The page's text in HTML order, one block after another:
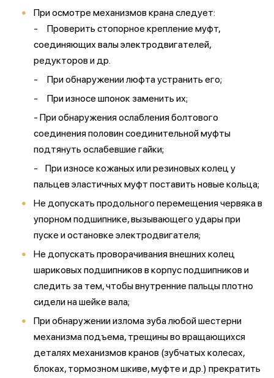
При осмотре механизмов крана следует:
- Проверить стопорное крепление муфт,
соединяющих валы электродвигателей,
редукторов и др.
- При обнаружении люфта устранить его;
- При износе шпонок заменить их;
- При обнаружения ослабления болтового
соединения половин соединительной муфты
подтянуть ослабевшие гайки;
- При износе кожаных или резиновых колец у
пальцев эластичных муфт поставить новые кольца;
Не допускать продольного перемещения червяка в
упорном подшипнике, вызывающего удары при
пуске и остановке электродвигателя;
Не допускать проворачивания внешних колец
шариковых подшипников в корпус подшипников и
следить за тем, чтобы внутренние пальцы плотно
сидели на шейке вала;
При обнаружении излома зуба любой шестерни
механизма подъема, трещины во вращающихся
деталях механизмов кранов (зубчатых колесах,
блоках, тормозном шкиве, муфте и др.) прекратить